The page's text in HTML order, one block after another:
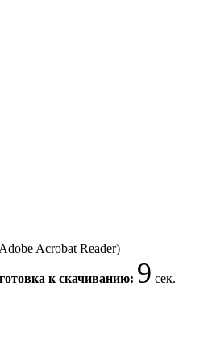
Acrobat Reader)
к скачиванию: 9 сек.